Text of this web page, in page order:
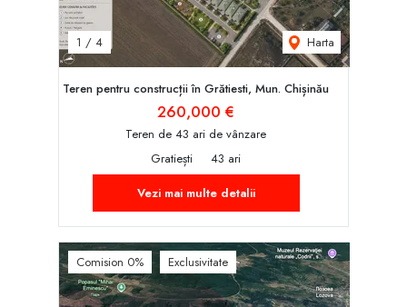
1 / 4 Harta
Teren pentru construcții în Grătiesti, Mun. Chișinău
260,000 €
Teren de 43 ari de vânzare
Gratiești
43 ari
Vezi mai multe detalii
Comision 0% Exclusivitate